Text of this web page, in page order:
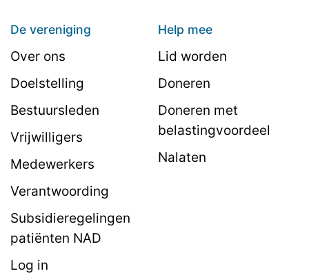
De vereniging
Over ons
Doelstelling
Bestuursleden
Vrijwilligers
Medewerkers
Verantwoording
Subsidieregelingen
patiënten NAD
Log in
Help mee
Lid worden
Doneren
Doneren met
belastingvoordeel
Nalaten